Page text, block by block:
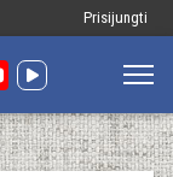
Меню
користувача
Prisijungti